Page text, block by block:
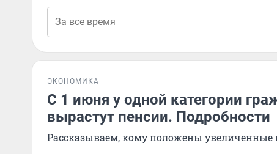
ЭКОНОМИКА
С 1 июня у одной категории
вырастут пенсии. Подробности
Рассказываем, кому положены